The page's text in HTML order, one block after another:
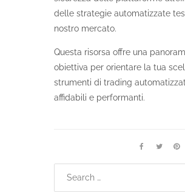
delle strategie automatizzate
nostro mercato.
Questa risorsa offre una
obiettiva per orientare la tua
strumenti di trading
affidabili e performanti.